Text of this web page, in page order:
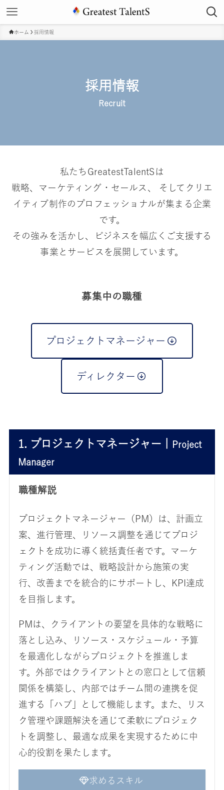
ホーム 採用情報
採用情報
Recruit
私たちGreatestTalentSは
戦略、マーケティング・セールス、 そしてクリエ
イティブ制作のプロフェッショナルが集まる企業
です。
その強みを活かし、ビジネスを幅広くご支援する
事業とサービスを展開しています。
募集中の職種
プロジェクトマネージャー
ディレクター
1. プロジェクトマネージャー |
Project
Manager
職種解説
プロジェクトマネージャー（PM）は、計画立
案、進行管理、リソース調整を通じてプロジ
ェクトを成功に導く統括責任者です。マーケ
ティング活動では、戦略設計から施策の実
行、改善までを統合的にサポートし、KPI達成
を目指します。
PMは、クライアントの要望を具体的な戦略に
落とし込み、リソース・スケジュール・予算
を最適化しながらプロジェクトを推進しま
す。外部ではクライアントとの窓口として信頼
関係を構築し、内部ではチーム間の連携を促
進する「ハブ」として機能します。また、リス
ク管理や課題解決を通じて柔軟にプロジェク
トを調整し、最適な成果を実現するために中
心的役割を果たします。
求めるスキル